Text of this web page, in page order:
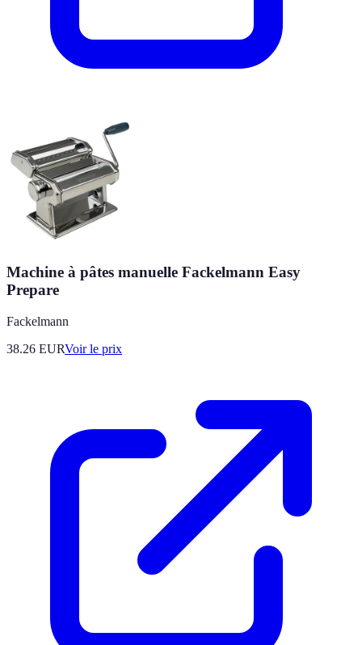
Machine à pâtes manuelle Fackelmann Easy
Prepare
Fackelmann
38.26 EURVoir le prix